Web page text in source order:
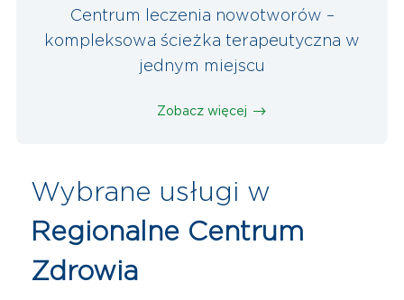
Centrum leczenia nowotworów –
kompleksowa ścieżka terapeutyczna w
jednym miejscu
Zobacz więcej
Wybrane usługi w
Regionalne Centrum
Zdrowia